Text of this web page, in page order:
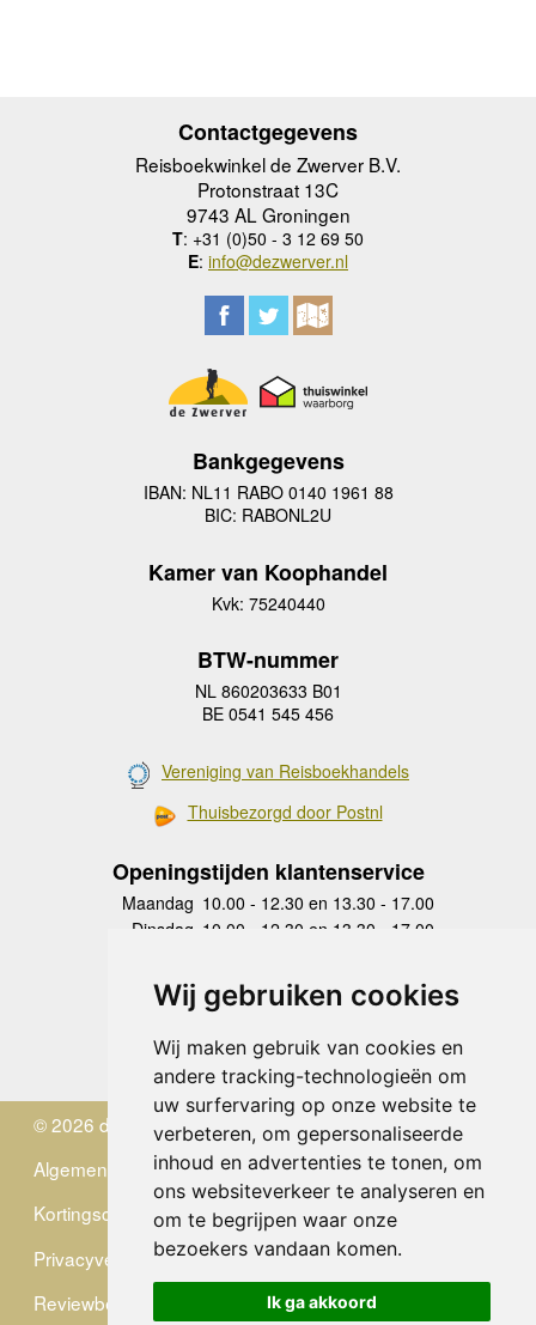
Wij gebruiken cookies
Wij maken gebruik van cookies en
andere tracking-technologieën om
uw surfervaring op onze website te
verbeteren, om gepersonaliseerde
inhoud en advertenties te tonen, om
ons websiteverkeer te analyseren en
om te begrijpen waar onze
bezoekers vandaan komen.
Ik ga akkoord
Contactgegevens
Reisboekwinkel de Zwerver B.V.
Protonstraat 13C
9743 AL Groningen
T: +31 (0)50 - 3 12 69 50
E: info@dezwerver.nl
Bankgegevens
IBAN: NL11 RABO 0140 1961 88
BIC: RABONL2U
Kamer van Koophandel
Kvk: 75240440
BTW-nummer
NL 860203633 B01
BE 0541 545 456
Vereniging van Reisboekhandels
Thuisbezorgd door Postnl
Openingstijden klantenservice
Maandag 10.00 - 12.30 en 13.30 - 17.00
Dinsdag 10.00 - 12.30 en 13.30 - 17.00
Donderdag
10.00 - 12.30 en 13.30 - 17.00
Vrijdag 10.00 - 12.30 en 13.30 - 17.00
Zaterdag
gesloten
Zondag gesloten
© 2026 de Zwerver
Algemene Voorwaarden
Kortingscode
Privacyverklaring
Reviewbeleid